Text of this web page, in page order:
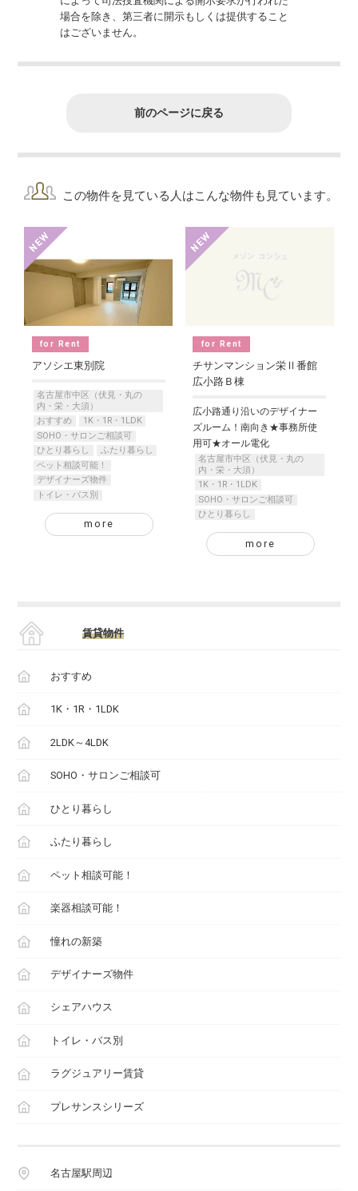
場合を除き、第三者に開示もしくは提供すること
はございません。
前のページに戻る
この物件を見ている人はこんな物件も見ています。
for Rent
アソシエ東別院
名古屋市中区（伏見・丸の
内・栄・大須）
おすすめ
1K・1R・1LDK
SOHO・サロンご相談可
ひとり暮らし
ふたり暮らし
ペット相談可能！
デザイナーズ物件
トイレ・バス別
more
for Rent
チサンマンション栄Ⅱ番館
広小路Ｂ棟
広小路通り沿いのデザイナー
ズルーム！南向き★事務所使
用可★オール電化
名古屋市中区（伏見・丸の
内・栄・大須）
1K・1R・1LDK
SOHO・サロンご相談可
ひとり暮らし
more
賃貸物件
おすすめ
1K・1R・1LDK
2LDK～4LDK
SOHO・サロンご相談可
ひとり暮らし
ふたり暮らし
ペット相談可能！
楽器相談可能！
憧れの新築
デザイナーズ物件
シェアハウス
トイレ・バス別
ラグジュアリー賃貸
プレサンスシリーズ
名古屋駅周辺